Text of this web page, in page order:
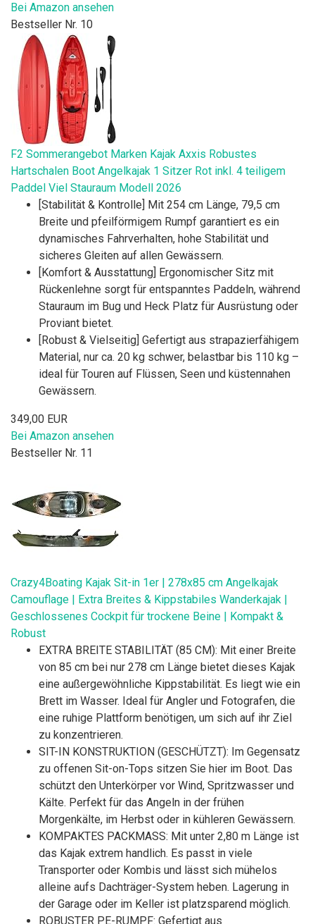
Bei Amazon ansehen
Bestseller Nr. 10
F2 Sommerangebot Marken Kajak Axxis Robustes
Hartschalen Boot Angelkajak 1 Sitzer Rot inkl. 4 teiligem
Paddel Viel Stauraum Modell 2026
[Stabilität & Kontrolle] Mit 254 cm Länge, 79,5 cm
Breite und pfeilförmigem Rumpf garantiert es ein
dynamisches Fahrverhalten, hohe Stabilität und
sicheres Gleiten auf allen Gewässern.
[Komfort & Ausstattung] Ergonomischer Sitz mit
Rückenlehne sorgt für entspanntes Paddeln, während
Stauraum im Bug und Heck Platz für Ausrüstung oder
Proviant bietet.
[Robust & Vielseitig] Gefertigt aus strapazierfähigem
Material, nur ca. 20 kg schwer, belastbar bis 110 kg –
ideal für Touren auf Flüssen, Seen und küstennahen
Gewässern.
349,00 EUR
Bei Amazon ansehen
Bestseller Nr. 11
Crazy4Boating Kajak Sit-in 1er | 278x85 cm Angelkajak
Camouflage | Extra Breites & Kippstabiles Wanderkajak |
Geschlossenes Cockpit für trockene Beine | Kompakt &
Robust
EXTRA BREITE STABILITÄT (85 CM): Mit einer Breite
von 85 cm bei nur 278 cm Länge bietet dieses Kajak
eine außergewöhnliche Kippstabilität. Es liegt wie ein
Brett im Wasser. Ideal für Angler und Fotografen, die
eine ruhige Plattform benötigen, um sich auf ihr Ziel
zu konzentrieren.
SIT-IN KONSTRUKTION (GESCHÜTZT): Im Gegensatz
zu offenen Sit-on-Tops sitzen Sie hier im Boot. Das
schützt den Unterkörper vor Wind, Spritzwasser und
Kälte. Perfekt für das Angeln in der frühen
Morgenkälte, im Herbst oder in kühleren Gewässern.
KOMPAKTES PACKMASS: Mit unter 2,80 m Länge ist
das Kajak extrem handlich. Es passt in viele
Transporter oder Kombis und lässt sich mühelos
alleine aufs Dachträger-System heben. Lagerung in
der Garage oder im Keller ist platzsparend möglich.
ROBUSTER PE-RUMPF: Gefertigt aus